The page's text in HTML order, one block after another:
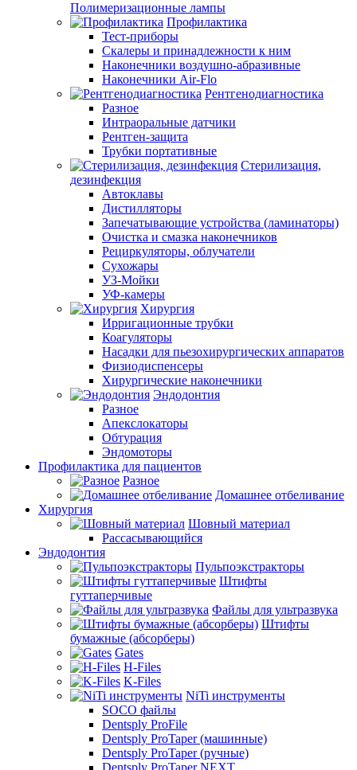
Полимеризационные лампы
Профилактика
Тест-приборы
Скалеры и принадлежности к ним
Наконечники воздушно-абразивные
Наконечники Air-Flo
Рентгенодиагностика
Разное
Интраоральные датчики
Рентген-защита
Трубки портативные
Стерилизация,
дезинфекция
Автоклавы
Дистилляторы
Запечатывающие устройства (ламинаторы)
Очистка и смазка наконечников
Рециркуляторы, облучатели
Сухожары
УЗ-Мойки
УФ-камеры
Хирургия
Ирригационные трубки
Коагуляторы
Насадки для пьезохирургических аппаратов
Физиодиспенсеры
Хирургические наконечники
Эндодонтия
Разное
Апекслокаторы
Обтурация
Эндомоторы
Профилактика для пациентов
Разное
Домашнее отбеливание
Хирургия
Шовный материал
Рассасывающийся
Эндодонтия
Пульпоэкстракторы
Штифты
гуттаперчивые
Файлы для ультразвука
Штифты
бумажные (абсорберы)
Gates
H-Files
K-Files
NiTi инструменты
SOCO файлы
Dentsply ProFile
Dentsply ProTaper (машинные)
Dentsply ProTaper (ручные)
Dentsply ProTaper NEXT